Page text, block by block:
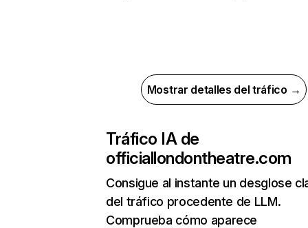
Mostrar detalles del tráfico →
Tráfico IA de
officiallondontheatre.com
Consigue al instante un desglose
del tráfico procedente de LLM.
Comprueba cómo aparece